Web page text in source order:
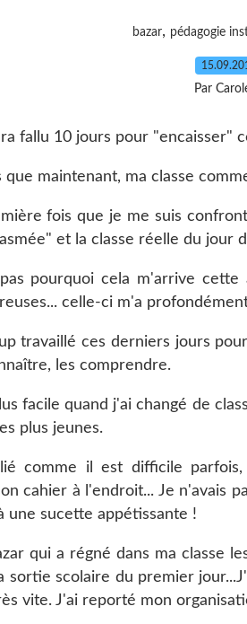
bazar, pédagogie
Par
fallu 10 jours pour
que maintenant, ma classe
fois que je me suis
et la classe réelle du jour
pourquoi cela m'arrive cette
celle-ci m'a
travaillé ces derniers jours
les comprendre.
facile quand j'ai changé de
plus jeunes.
comme il est difficile
cahier à l'endroit... Je n'avais
une sucette appétissante !
qui a régné dans ma classe
sortie scolaire du premier
vite. J'ai reporté mon